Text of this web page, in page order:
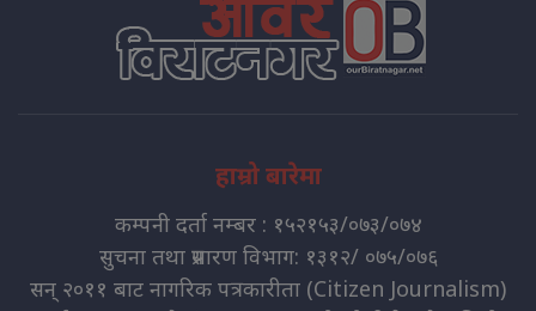
हाम्रो बारेमा
कम्पनी दर्ता नम्बर : १५२१५३/०७३/०७४
सुचना तथा प्रसारण विभाग: १३१२/ ०७५/०७६
सन् २०११ बाट नागरिक पत्रकारीता (Citizen Journalism)